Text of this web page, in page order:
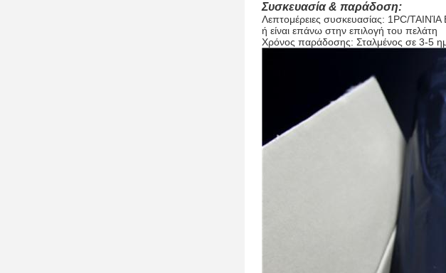
Συσκευασία & παράδοση:
Λεπτομέρειες συσκευασίας: 1PC/
ή είναι επάνω στην επιλογή του πελάτη
Χρόνος παράδοσης: Σταλμένος σε 3-5